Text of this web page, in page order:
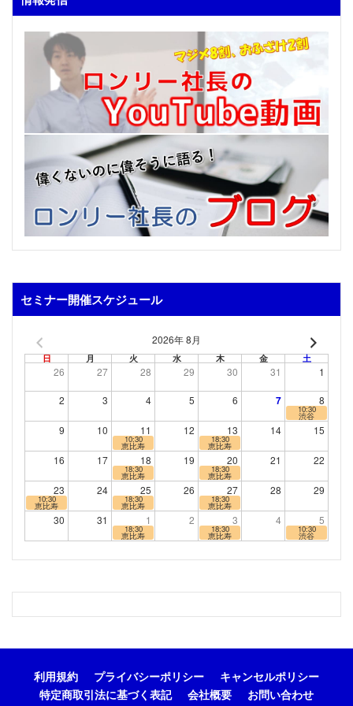
セミナー開催スケジュール
2026年 8月
日 月 火 水 木 金 土
26 27 28 29 30 31 1
2 3 4 5 6 7 8
10:30
渋谷
9 10 11 12 13 14 15
10:30
恵比寿
18:30
恵比寿
16 17 18 19 20 21 22
18:30
恵比寿
18:30
恵比寿
23 24 25 26 27 28 29
10:30
恵比寿
18:30
恵比寿
18:30
恵比寿
30 31 1 2 3 4 5
18:30
恵比寿
18:30
恵比寿
10:30
渋谷
利用規約 プライバシーポリシー
キャンセルポリシー
特定商取引法に基づく表記
会社概要 お問い合わせ